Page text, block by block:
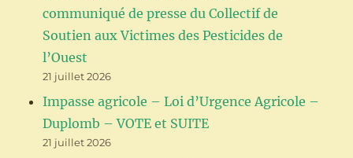
communiqué de presse du Collectif de
Soutien aux Victimes des Pesticides de
l’Ouest
21 juillet 2026
Impasse agricole – Loi d’Urgence Agricole –
Duplomb – VOTE et SUITE
21 juillet 2026